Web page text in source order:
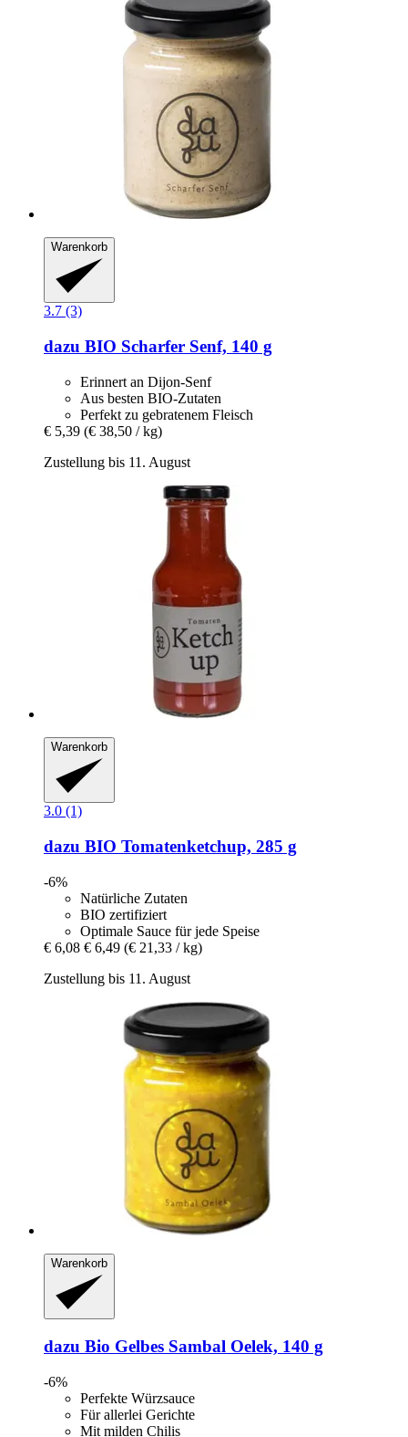
Warenkorb
3.7 (3)
dazu BIO Scharfer Senf, 140 g
Erinnert an Dijon-Senf
Aus besten BIO-Zutaten
Perfekt zu gebratenem Fleisch
€ 5,39 (€ 38,50 / kg)
Zustellung bis 11. August
Warenkorb
3.0 (1)
dazu BIO Tomatenketchup, 285 g
-6%
Natürliche Zutaten
BIO zertifiziert
Optimale Sauce für jede Speise
€ 6,08 € 6,49 (€ 21,33 / kg)
Zustellung bis 11. August
Warenkorb
dazu Bio Gelbes Sambal Oelek, 140 g
-6%
Perfekte Würzsauce
Für allerlei Gerichte
Mit milden Chilis